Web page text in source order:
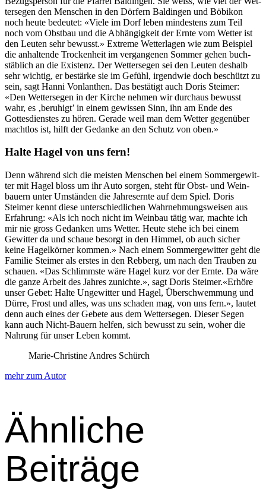
tersegen den Men­schen in den Dör­fern Baldin­gen und Böbikon
noch heute bedeutet: «Viele im Dorf leben min­destens zum Teil
noch vom Obst­bau und die Abhängigkeit der Ernte vom Wet­ter ist
den Leuten sehr bewusst.» Extreme Wet­ter­la­gen wie zum Beispiel
die anhal­tende Trock­en­heit im ver­gan­genen Som­mer gehen buch­
stäblich an die Exis­tenz. Der Wet­tersegen sei den Leuten deshalb
sehr wichtig, er bestärke sie im Gefühl, irgend­wie doch beschützt zu
sein, sagt Han­ni Von­lan­then. Das bestätigt auch Doris Steimer:
«Den Wet­tersegen in der Kirche nehmen wir dur­chaus bewusst
wahr, es ‚beruhigt’ in einem gewis­sen Sinn, ihn am Ende des
Gottes­di­en­stes zu hören. Ger­ade weil man dem Wet­ter gegenüber
macht­los ist, hil­ft der Gedanke an den Schutz von oben.»
Halte Hagel von uns fern!
Denn während sich die meis­ten Men­schen bei einem Som­merge­wit­
ter mit Hagel bloss um ihr Auto sor­gen, ste­ht für Obst- und Wein­
bauern unter Umstän­den die Jahre­sernte auf dem Spiel. Doris
Steimer ken­nt diese unter­schiedlichen Wahrnehmungsweisen aus
Erfahrung: «Als ich noch nicht im Wein­bau tätig war, machte ich
mir nie gross Gedanken ums Wet­ter. Heute ste­he ich bei einem
Gewit­ter da und schaue besorgt in den Him­mel, ob auch sich­er
keine Hagelkörn­er kom­men.» Nach einem Som­merge­wit­ter geht die
Fam­i­lie Steimer als erstes in den Reb­berg, um nach den Trauben zu
schauen. «Das Schlimm­ste wäre Hagel kurz vor der Ernte. Da wäre
die ganze Arbeit des Jahres zunichte.», sagt Doris Steimer.«Erhöre
unser Gebet: Halte Unge­wit­ter und Hagel, Über­schwem­mung und
Dürre, Frost und alles, was uns schaden mag, von uns fern.», lautet
denn auch eines der Gebete aus dem Wet­tersegen. Dieser Segen
kann auch Nicht-Bauern helfen, sich bewusst zu sein, woher die
Nahrung für unser Leben kommt.
Marie-Christine Andres Schürch
mehr zum Autor
Ähnliche
Beiträge